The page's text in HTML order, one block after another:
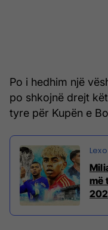
Po i hedhim një
po shkojnë drejt
tyre për Kupën e
më